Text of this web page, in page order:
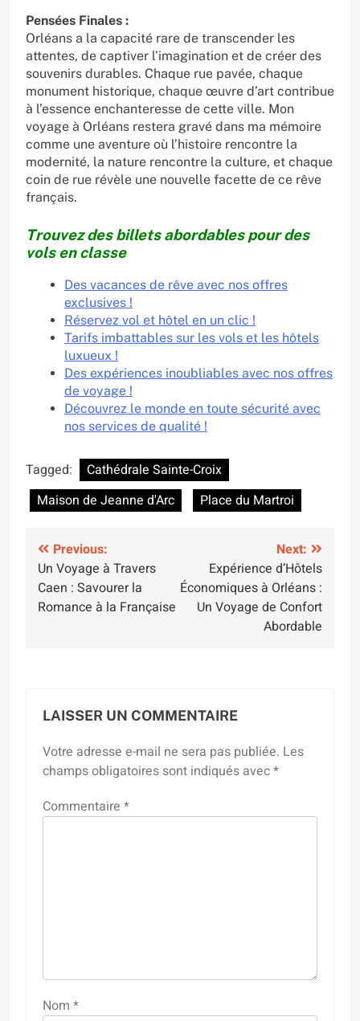
Pensées Finales :
Orléans a la capacité rare de transcender les
attentes, de captiver l’imagination et de créer des
souvenirs durables. Chaque rue pavée, chaque
monument historique, chaque œuvre d’art contribue
à l’essence enchanteresse de cette ville. Mon
voyage à Orléans restera gravé dans ma mémoire
comme une aventure où l’histoire rencontre la
modernité, la nature rencontre la culture, et chaque
coin de rue révèle une nouvelle facette de ce rêve
français.
Trouvez des billets abordables pour des
vols en classe
Des vacances de rêve avec nos offres
exclusives !
Réservez vol et hôtel en un clic !
Tarifs imbattables sur les vols et les hôtels
luxueux !
Des expériences inoubliables avec nos offres
de voyage !
Découvrez le monde en toute sécurité avec
nos services de qualité !
Tagged:
Cathédrale Sainte-Croix
Maison de Jeanne d'Arc
Place du Martroi
Navigation
de
l’article
Previous:
Un Voyage à Travers
Caen : Savourer la
Romance à la Française
Next:
Expérience d’Hôtels
Économiques à Orléans :
Un Voyage de Confort
Abordable
LAISSER UN COMMENTAIRE
Votre adresse e-mail ne sera pas publiée. Les
champs obligatoires sont indiqués avec*
Commentaire *
Nom *